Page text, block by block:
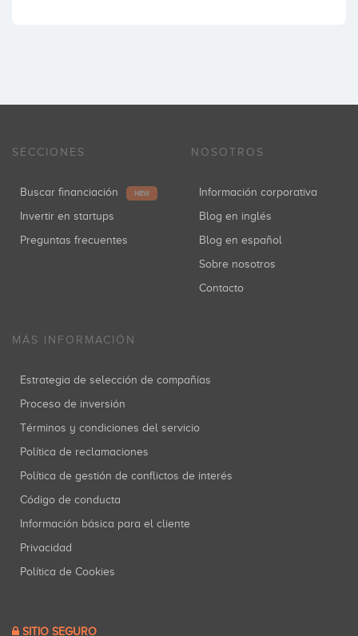
SECCIONES
Buscar financiación NEW
Invertir en startups
Preguntas frecuentes
NOSOTROS
Información corporativa
Blog en inglés
Blog en español
Sobre nosotros
Contacto
MÁS INFORMACIÓN
Estrategia de selección de compañías
Proceso de inversión
Términos y condiciones del servicio
Política de reclamaciones
Política de gestión de conflictos de interés
Código de conducta
Información básica para el cliente
Privacidad
Política de Cookies
SITIO SEGURO